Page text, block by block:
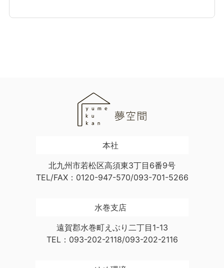
本社
北九州市若松区高須東3丁目6番9号
TEL/FAX：0120-947-570/093-701-5266
水巻支店
遠賀郡水巻町えぶり二丁目1-13
TEL：093-202-2118/093-202-2116